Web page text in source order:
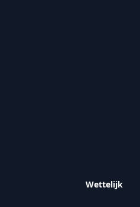
Wettelijk